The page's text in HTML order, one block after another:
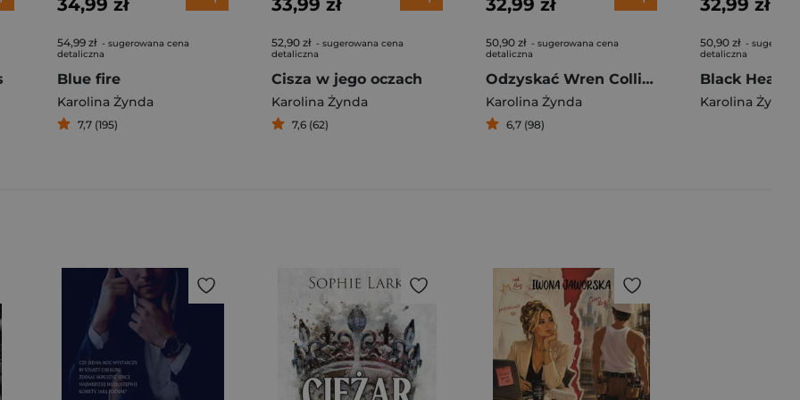
34,99 zł
54,99 zł - sugerowana cena
detaliczna
Blue fire
Karolina Żynda
7,7 (195)
33,99 zł
52,90 zł - sugerowana cena
detaliczna
Cisza w jego oczach
Karolina Żynda
7,6 (62)
32,99 zł
50,90 zł - sugerowana cena
detaliczna
Odzyskać Wren Collins. Zamiana
Karolina Żynda
6,7 (98)
32,99 zł
50,90 zł -
detaliczna
Karolina Żynda